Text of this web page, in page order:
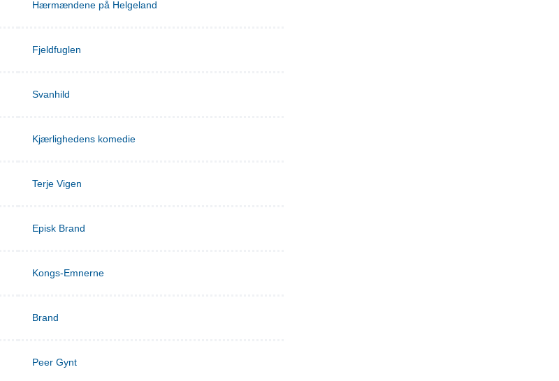
Hærmændene på Helgeland
Fjeldfuglen
Svanhild
Kjærlighedens komedie
Terje Vigen
Episk Brand
Kongs-Emnerne
Brand
Peer Gynt